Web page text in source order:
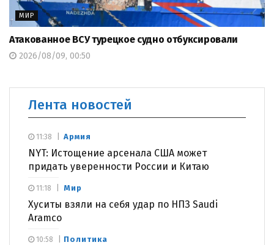
МИР
Атакованное ВСУ турецкое судно отбуксировали
2026/08/09, 00:50
Лента новостей
Армия
NYT: Истощение арсенала США может
придать уверенности России и Китаю
11:38
Мир
Хуситы взяли на себя удар по НПЗ Saudi
Aramco
11:18
Политика
10:58